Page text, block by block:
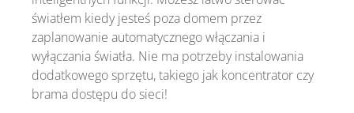
światłem kiedy jesteś poza domem przez
zaplanowanie automatycznego włączania i
wyłączania światła. Nie ma potrzeby instalowania
dodatkowego sprzętu, takiego jak koncentrator czy
brama dostępu do sieci!